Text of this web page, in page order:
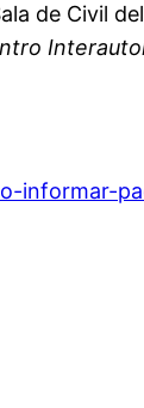
de Civil
informar-